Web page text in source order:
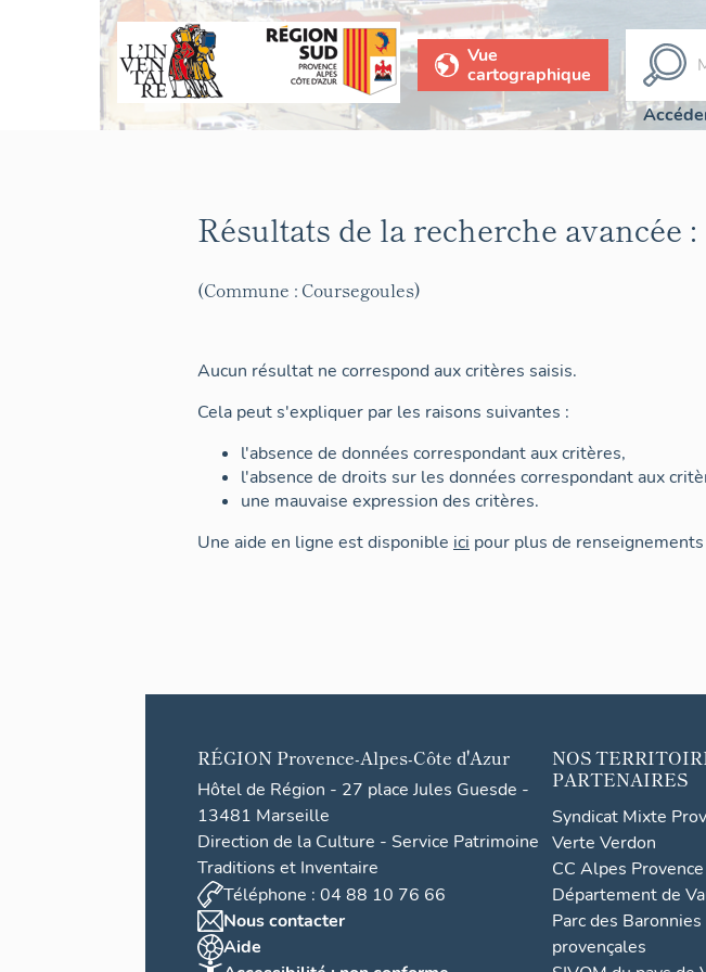
Vue
cartographique
Résultats de la recherche avancée :
(Commune : Coursegoules)
Aucun résultat ne correspond aux critères saisis.
Cela peut s'expliquer par les raisons suivantes :
l'absence de données correspondant aux critères,
l'absence de droits sur les données correspondant aux
une mauvaise expression des critères.
Une aide en ligne est disponible ici pour plus de
RÉGION Provence-Alpes-Côte d'Azur
Hôtel de Région - 27 place Jules Guesde -
13481 Marseille
Direction de la Culture - Service Patrimoine
Traditions et Inventaire
Téléphone : 04 88 10 76 66
Nous contacter
Aide
NOS
PARTENAIRES
Syndicat Mixte
Verte Verdon
CC Alpes
Département de
Parc des Baronnies
provençales